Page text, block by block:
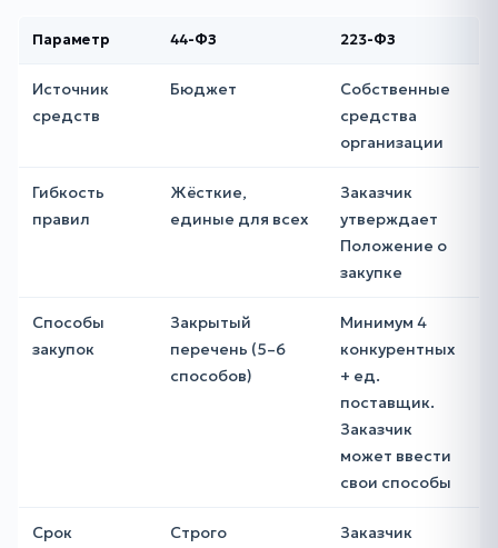
Параметр 44-ФЗ 223-ФЗ
Источник
средств
Бюджет
Собственные
средства
организации
Гибкость
правил
Жёсткие,
единые для всех
Заказчик
утверждает
Положение о
закупке
Способы
закупок
Закрытый
перечень (5–6
способов)
Минимум 4
конкурентных
+ ед.
поставщик.
Заказчик
может ввести
свои способы
Срок
Строго
Заказчик